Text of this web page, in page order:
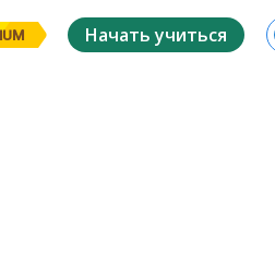
Начать учиться